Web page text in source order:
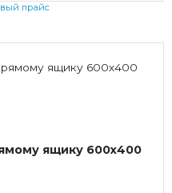
прайс
ящику 600х400